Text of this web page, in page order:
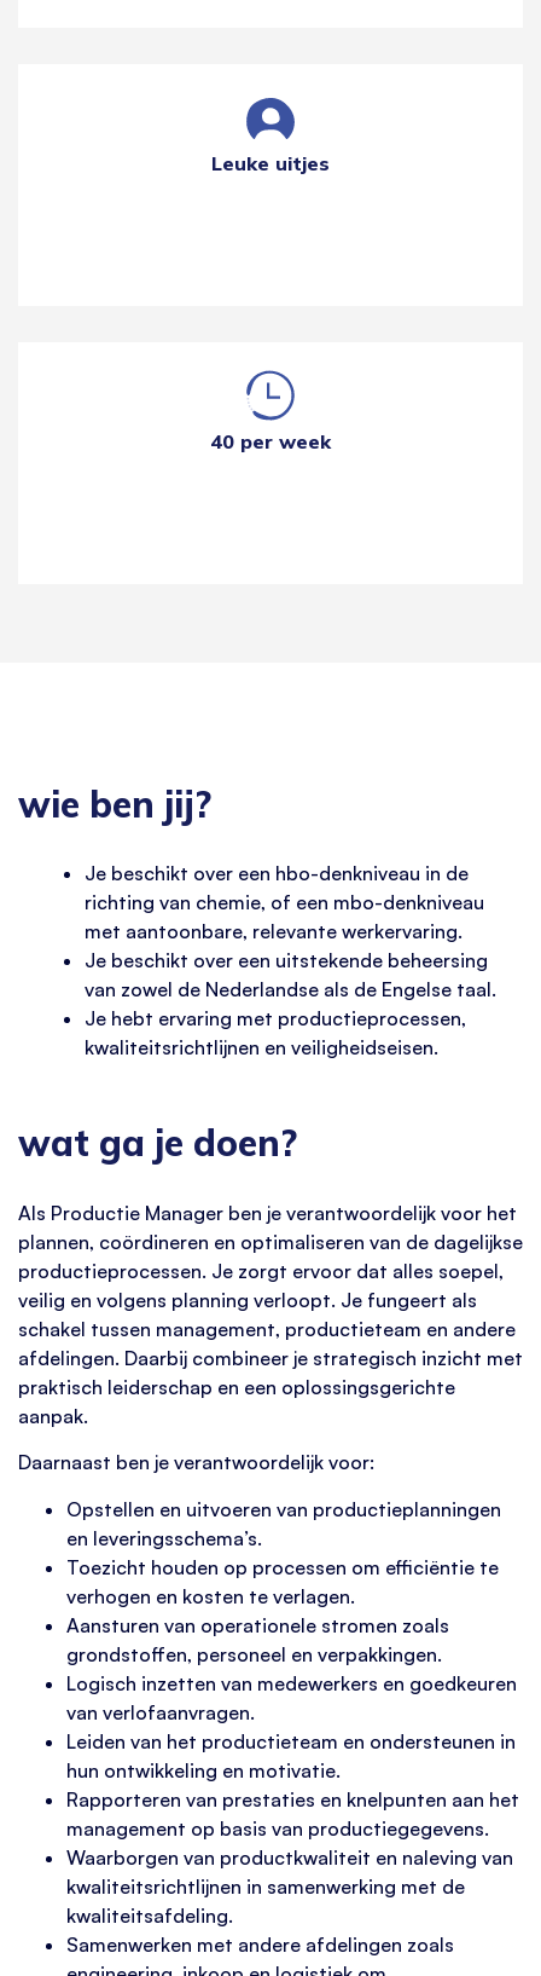
Leuke uitjes
40 per week
wie ben jij?
Je beschikt over een hbo-denkniveau in de
richting van chemie, of een mbo-denkniveau
met aantoonbare, relevante werkervaring.
Je beschikt over een uitstekende beheersing
van zowel de Nederlandse als de Engelse taal.
Je hebt ervaring met productieprocessen,
kwaliteitsrichtlijnen en veiligheidseisen.
wat ga je doen?
Als Productie Manager ben je verantwoordelijk voor het
plannen, coördineren en optimaliseren van de dagelijkse
productieprocessen. Je zorgt ervoor dat alles soepel,
veilig en volgens planning verloopt. Je fungeert als
schakel tussen management, productieteam en andere
afdelingen. Daarbij combineer je strategisch inzicht met
praktisch leiderschap en een oplossingsgerichte
aanpak.
Daarnaast ben je verantwoordelijk voor:
Opstellen en uitvoeren van productieplanningen
en leveringsschema’s.
Toezicht houden op processen om efficiëntie te
verhogen en kosten te verlagen.
Aansturen van operationele stromen zoals
grondstoffen, personeel en verpakkingen.
Logisch inzetten van medewerkers en goedkeuren
van verlofaanvragen.
Leiden van het productieteam en ondersteunen in
hun ontwikkeling en motivatie.
Rapporteren van prestaties en knelpunten aan het
management op basis van productiegegevens.
Waarborgen van productkwaliteit en naleving van
kwaliteitsrichtlijnen in samenwerking met de
kwaliteitsafdeling.
Samenwerken met andere afdelingen zoals